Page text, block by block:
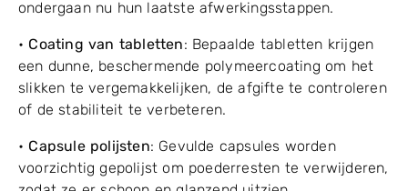
ondergaan nu hun laatste afwerkingsstappen.
• Coating van tabletten: Bepaalde tabletten krijgen
een dunne, beschermende polymeercoating om het
slikken te vergemakkelijken, de afgifte te controleren
of de stabiliteit te verbeteren.
• Capsule polijsten: Gevulde capsules worden
voorzichtig gepolijst om poederresten te verwijderen,